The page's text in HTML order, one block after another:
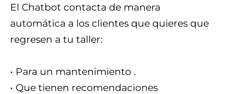
El Chatbot contacta de manera
automática a los clientes que quieres que
regresen a tu taller:
• Para un mantenimiento .
• Que tienen recomendaciones